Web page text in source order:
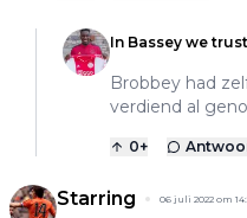
In Bassey we trust
Brobbey had
verdiend al
0+
Starring 06 juli 2022 om